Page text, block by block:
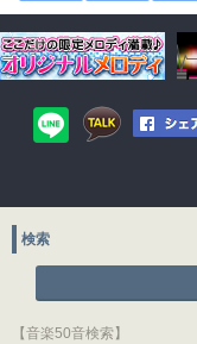
検索
【音楽50音検索】